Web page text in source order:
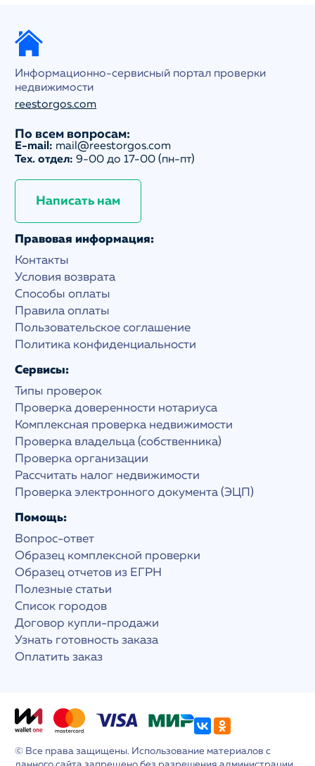
Информационно-сервисный портал проверки
недвижимости
reestorgos.com
По всем вопросам:
E-mail: mail@reestorgos.com
Тех. отдел: 9-00 до 17-00 (пн-пт)
Написать нам
Правовая информация:
Контакты
Условия возврата
Способы оплаты
Правила оплаты
Пользовательское соглашение
Политика конфиденциальности
Сервисы:
Типы проверок
Проверка доверенности нотариуса
Комплексная проверка недвижимости
Проверка владельца (собственника)
Проверка организации
Рассчитать налог недвижимости
Проверка электронного документа (ЭЦП)
Помощь:
Вопрос-ответ
Образец комплексной проверки
Образец отчетов из ЕГРН
Полезные статьи
Список городов
Договор купли-продажи
Узнать готовность заказа
Оплатить заказ
© Все права защищены. Использование материалов с